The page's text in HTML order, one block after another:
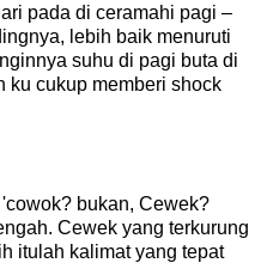
pada di ceramahi pagi –
lebih baik menuruti
suhu di pagi buta di
ku cukup memberi shock
bukan, Cewek?
Cewek yang terkurung
itulah kalimat yang tepat